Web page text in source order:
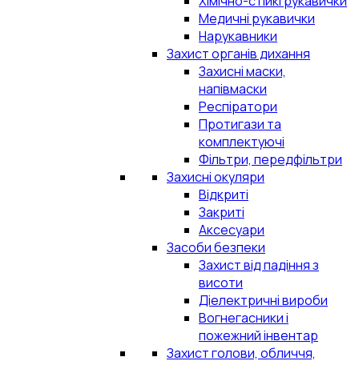
Медичні рукавички
Нарукавники
Захист органів дихання
Захисні маски,
напівмаски
Респіратори
Протигази та
комплектуючі
Фільтри, передфільтри
Захисні окуляри
Відкриті
Закриті
Аксесуари
Засоби безпеки
Захист від падіння з
висоти
Діелектричні вироби
Вогнегасники і
пожежний інвентар
Захист голови, обличчя,